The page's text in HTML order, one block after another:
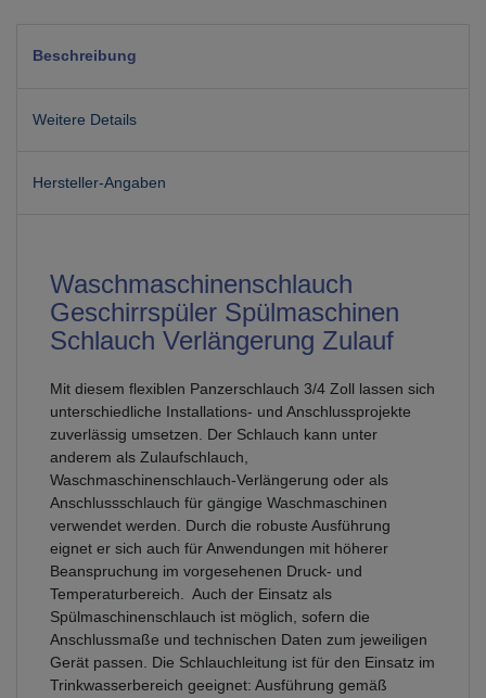
Beschreibung
Weitere Details
Hersteller-Angaben
Waschmaschinenschlauch
Geschirrspüler Spülmaschinen
Schlauch Verlängerung Zulauf
Mit diesem flexiblen Panzerschlauch 3/4 Zoll lassen sich
unterschiedliche Installations- und Anschlussprojekte
zuverlässig umsetzen. Der Schlauch kann unter
anderem als Zulaufschlauch,
Waschmaschinenschlauch-Verlängerung oder als
Anschlussschlauch für gängige Waschmaschinen
verwendet werden. Durch die robuste Ausführung
eignet er sich auch für Anwendungen mit höherer
Beanspruchung im vorgesehenen Druck- und
Temperaturbereich. Auch der Einsatz als
Spülmaschinenschlauch ist möglich, sofern die
Anschlussmaße und technischen Daten zum jeweiligen
Gerät passen. Die Schlauchleitung ist für den Einsatz im
Trinkwasserbereich geeignet: Ausführung gemäß